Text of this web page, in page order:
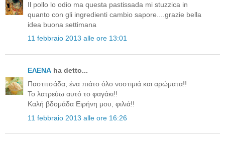
Il pollo lo odio ma questa pastissada mi stuzzica in
quanto con gli ingredienti cambio sapore....grazie bella
idea buona settimana
11 febbraio 2013 alle ore 13:01
ΕΛΕΝΑ ha detto...
Παστιτσάδα, ένα πιάτο όλο νοστιμιά και αρώματα!!
Το λατρεύω αυτό το φαγάκι!!
Καλή βδομάδα Ειρήνη μου, φιλιά!!
11 febbraio 2013 alle ore 16:26